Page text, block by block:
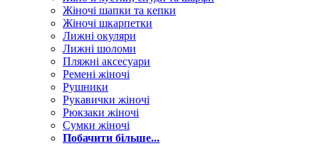
Жіночі шапки та кепки
Жіночі шкарпетки
Лижні окуляри
Лижні шоломи
Пляжні аксесуари
Ремені жіночі
Рушники
Рукавички жіночі
Рюкзаки жіночі
Сумки жіночі
Побачити більше...